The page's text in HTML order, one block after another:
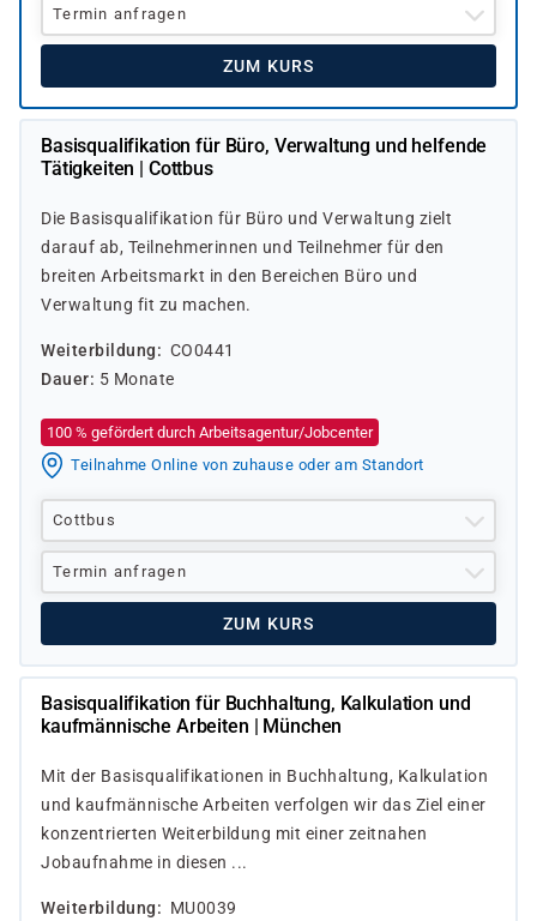
Termin anfragen
ZUM KURS
Basisqualifikation für Büro, Verwaltung und helfende
Tätigkeiten | Cottbus
Die Basisqualifikation für Büro und Verwaltung zielt
darauf ab, Teilnehmerinnen und Teilnehmer für den
breiten Arbeitsmarkt in den Bereichen Büro und
Verwaltung fit zu machen.
Weiterbildung
CO0441
Dauer
5 Monate
100 % gefördert durch Arbeitsagentur/Jobcenter
Teilnahme Online von zuhause oder am Standort
Cottbus
Termin anfragen
ZUM KURS
Basisqualifikation für Buchhaltung, Kalkulation und
kaufmännische Arbeiten | München
Mit der Basisqualifikationen in Buchhaltung, Kalkulation
und kaufmännische Arbeiten verfolgen wir das Ziel einer
konzentrierten Weiterbildung mit einer zeitnahen
Jobaufnahme in diesen ...
Weiterbildung
MU0039